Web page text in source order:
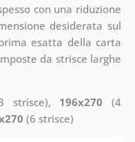
con una riduzione
desiderata sul
esatta della carta
da strisce larghe
strisce), 196x270 (4
(6 strisce)